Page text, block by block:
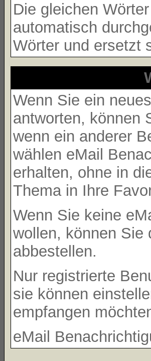
Die gleichen
automatisch
Wörter und ersetzt
Wenn Sie ein
antworten, können
wenn ein anderer
wählen eMail
erhalten, ohne in
Thema in Ihre
Wenn Sie keine
wollen, können
abbestellen.
Nur registrierte
sie können
empfangen
eMail